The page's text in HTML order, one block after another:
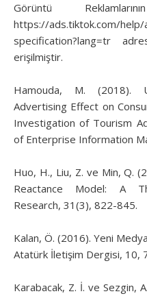
Görüntü
https://ads.tiktok.com/
specification?lang=tr
erişilmiştir.
Hamouda, M. (2018).
Advertising Effect on
Investigation of Tourism
of Enterprise Information
Huo, H., Liu, Z. ve Min, Q.
Reactance Model: A
Research, 31(3), 822-845.
Kalan, Ö. (2016). Yeni
Atatürk İletişim Dergisi, 10,
Karabacak, Z. İ. ve Sezgin,